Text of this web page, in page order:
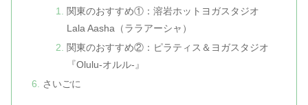
関東のおすすめ①：溶岩ホットヨガスタジオ
Lala Aasha（ララアーシャ）
関東のおすすめ②：ピラティス＆ヨガスタジオ
『Olulu-オルル-』
さいごに